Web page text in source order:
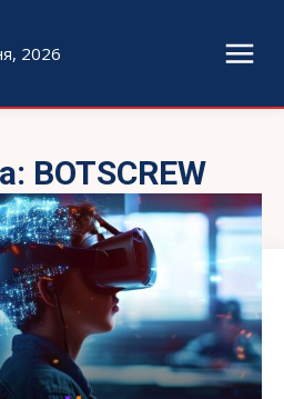
2026
BOTSCREW